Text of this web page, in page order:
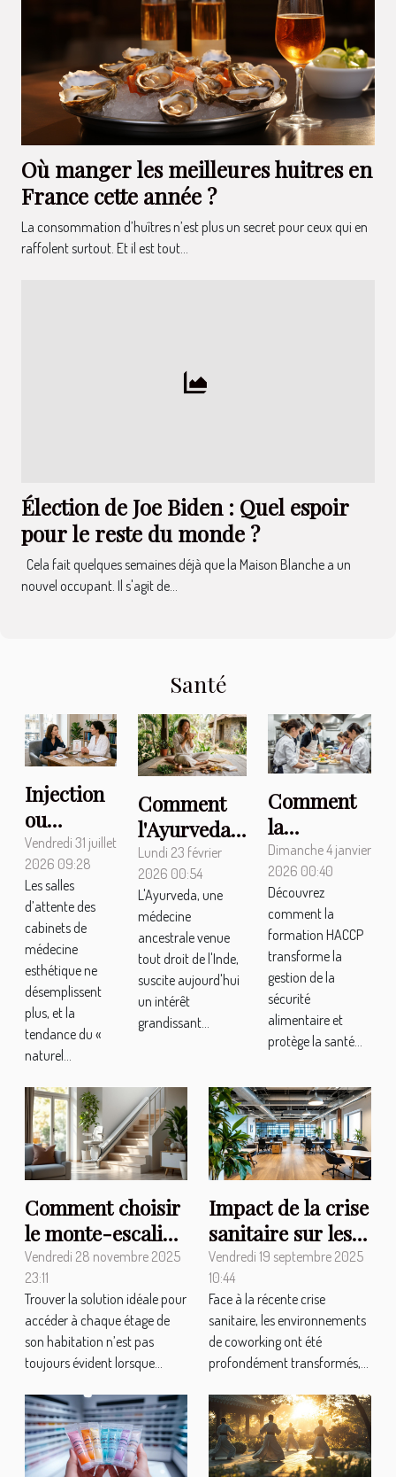
Où manger les meilleures huitres en
France cette année ?
La consommation d’huîtres n’est plus un secret pour ceux qui en
raffolent surtout. Et il est tout...
Élection de Joe Biden : Quel espoir
pour le reste du monde ?
Cela fait quelques semaines déjà que la Maison Blanche a un
nouvel occupant. Il s'agit de...
Santé
Injection
ou
bistouri :
le
dilemme
des
patients
en quête
de naturel
Vendredi 31 juillet
2026 09:28
Les salles
d’attente des
cabinets de
médecine
esthétique ne
désemplissent
plus, et la
tendance du «
naturel...
Comment
l'Ayurveda
peut
transformer
votre santé
et bien-être
?
Lundi 23 février
2026 00:54
L'Ayurveda, une
médecine
ancestrale venue
tout droit de l'Inde,
suscite aujourd'hui
un intérêt
grandissant...
Comment
la
formation
HACCP
accroît-elle
la sécurité
alimentaire
?
Dimanche 4 janvier
2026 00:40
Découvrez
comment la
formation HACCP
transforme la
gestion de la
sécurité
alimentaire et
protège la santé...
Comment choisir
le monte-escalier
adapté à vos
besoins ?
Vendredi 28 novembre 2025
23:11
Trouver la solution idéale pour
accéder à chaque étage de
son habitation n’est pas
toujours évident lorsque...
Impact de la crise
sanitaire sur les
environnements
de coworking
Vendredi 19 septembre 2025
10:44
Face à la récente crise
sanitaire, les environnements
de coworking ont été
profondément transformés,...